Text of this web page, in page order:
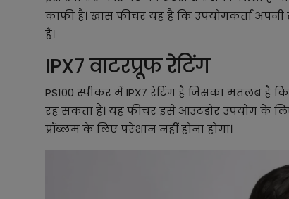
काफी है। खास फीचर यह है कि उपयोगकर्ता
हैं।
IPX7 वाटरप्रूफ रेटिंग
PS100 स्पीकर में IPX7 रेटिंग है जिसका मतलब है
रह सकता है। यह फीचर इसे आउटडोर उपयोग के
प्रॉब्लम के लिए परेशान नहीं होना होगा।